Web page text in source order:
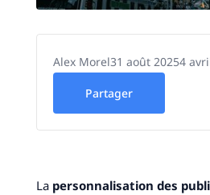
Alex Morel31 août 20254
Partager
La personnalisation des